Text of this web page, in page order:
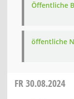
Öffentliche
öffentliche
FR30.08.2024